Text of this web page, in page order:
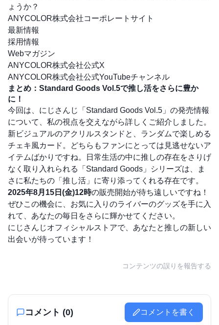
ょうか？
ANYCOLOR株式会社コーポレートサイト
最新情報
採用情報
Webマガジン
ANYCOLOR株式会社公式X
ANYCOLOR株式会社公式YouTubeチャンネル
まとめ：Standard Goods Vol.5で推し活をさらに豊か
に！
今回は、にじさんじ「Standard Goods Vol.5」の発売情報
について、私の視点を交えながら詳しくご紹介しました。
新ビジュアルのアクリルスタンドと、ランダムで楽しめる
チェキ風カード。どちらもファンにとっては見逃せないア
イテムばかりですね。日常生活の中に推しの存在をさりげ
なく取り入れられる「Standard Goods」シリーズは、ま
さに私たちの「推し活」に寄り添ってくれる存在です。
2025年8月15日(金)12時の販売開始が待ち遠しいですね！
ぜひこの機会に、お気に入りのライバーのグッズを手に入
れて、あなたの毎日をさらに輝かせてください。
にじさんじオフィシャルストアで、あなたと推しの新しい
出会いが待っています！
コンテンツの誤りを報告する
コメント (0) コメントを書く